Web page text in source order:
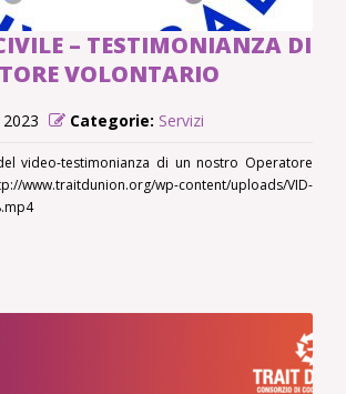
– TESTIMONIANZA DI
VOLONTARIO
Categorie: Servizi
video-testimonianza di un nostro Operatore
wp-content/uploads/VID-